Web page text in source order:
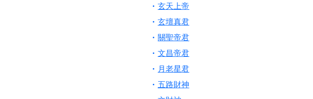
玄天上帝
玄壇真君
關聖帝君
文昌帝君
月老星君
五路財神